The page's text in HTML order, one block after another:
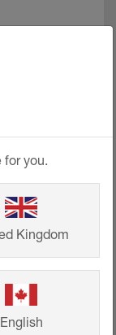
you.
Kingdom
English